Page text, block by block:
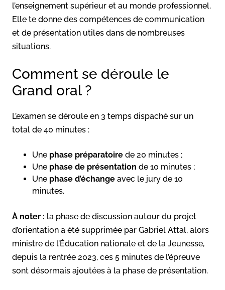
l’enseignement supérieur et au monde professionnel.
Elle te donne des compétences de communication
et de présentation utiles dans de nombreuses
situations.
Comment se déroule le
Grand oral ?
L’examen se déroule en 3 temps dispaché sur un
total de 40 minutes :
Une phase préparatoire de 20 minutes ;
Une phase de présentation de 10 minutes ;
Une phase d’échange avec le jury de 10
minutes.
À noter : la phase de discussion autour du projet
d’orientation a été supprimée par Gabriel Attal, alors
ministre de l’Éducation nationale et de la Jeunesse,
depuis la rentrée 2023, ces 5 minutes de l’épreuve
sont désormais ajoutées à la phase de présentation.